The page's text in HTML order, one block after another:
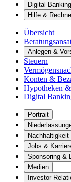
Digital Banking
Hilfe &
Übersicht
Anlegen &
Steuern
Konten &
Hypotheken
Digital
Portrait
Nachhaltigkeit
Jobs &
Sponsoring &
Medien
Investor